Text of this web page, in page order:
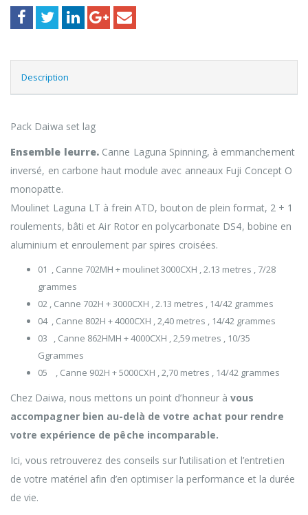
Description
Pack Daiwa set lag
Ensemble leurre. Canne Laguna Spinning, à emmanchement
inversé, en carbone haut module avec anneaux Fuji Concept O
monopatte.
Moulinet Laguna LT à frein ATD, bouton de plein format, 2 + 1
roulements, bâti et Air Rotor en polycarbonate DS4, bobine en
aluminium et enroulement par spires croisées.
01 , Canne 702MH + moulinet 3000CXH , 2.13 metres , 7/28
grammes
02 , Canne 702H + 3000CXH , 2.13 metres , 14/42 grammes
04 , Canne 802H + 4000CXH , 2,40 metres , 14/42 grammes
03 , Canne 862HMH + 4000CXH , 2,59 metres , 10/35
Ggrammes
05 , Canne 902H + 5000CXH , 2,70 metres , 14/42 grammes
Chez Daiwa, nous mettons un point d’honneur àvous
accompagner bien au-delà de votre achat pour rendre
votre expérience de pêche incomparable.
Ici, vous retrouverez des conseils sur l’utilisation et l’entretien
de votre matériel afin d’en optimiser la performance et la durée
de vie.